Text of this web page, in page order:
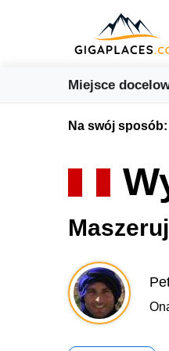
Miejsce
Na swój sposób: